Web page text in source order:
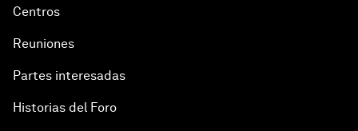
Centros
Reuniones
Partes interesadas
Historias del Foro